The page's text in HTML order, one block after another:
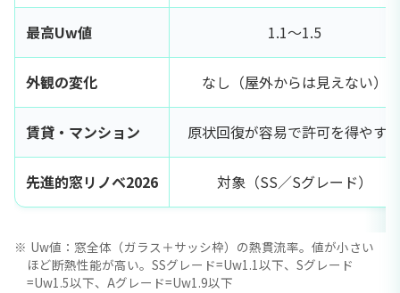
最高Uw値 1.1〜1.5
外観の変化 なし（屋外からは見えない）
賃貸・マンション 原状回復が容易で許可を得やす
先進的窓リノベ2026 対象（SS／Sグレード）
Uw値：窓全体（ガラス＋サッシ枠）の熱貫流率。値が小さい
ほど断熱性能が高い。SSグレード=Uw1.1以下、Sグレード
=Uw1.5以下、Aグレード=Uw1.9以下